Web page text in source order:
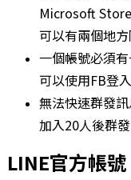
Microsoft
可以有兩個地
一個帳號必須
可以使用FB登
無法快速群發
加入20人後群發
LINE官方帳號